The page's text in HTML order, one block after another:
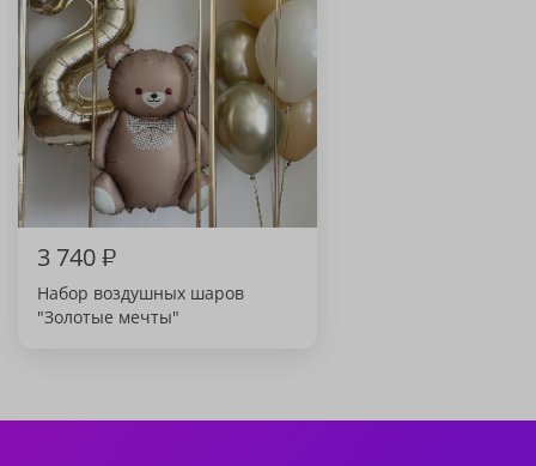
3 740₽
Набор воздушных шаров
"Золотые мечты"